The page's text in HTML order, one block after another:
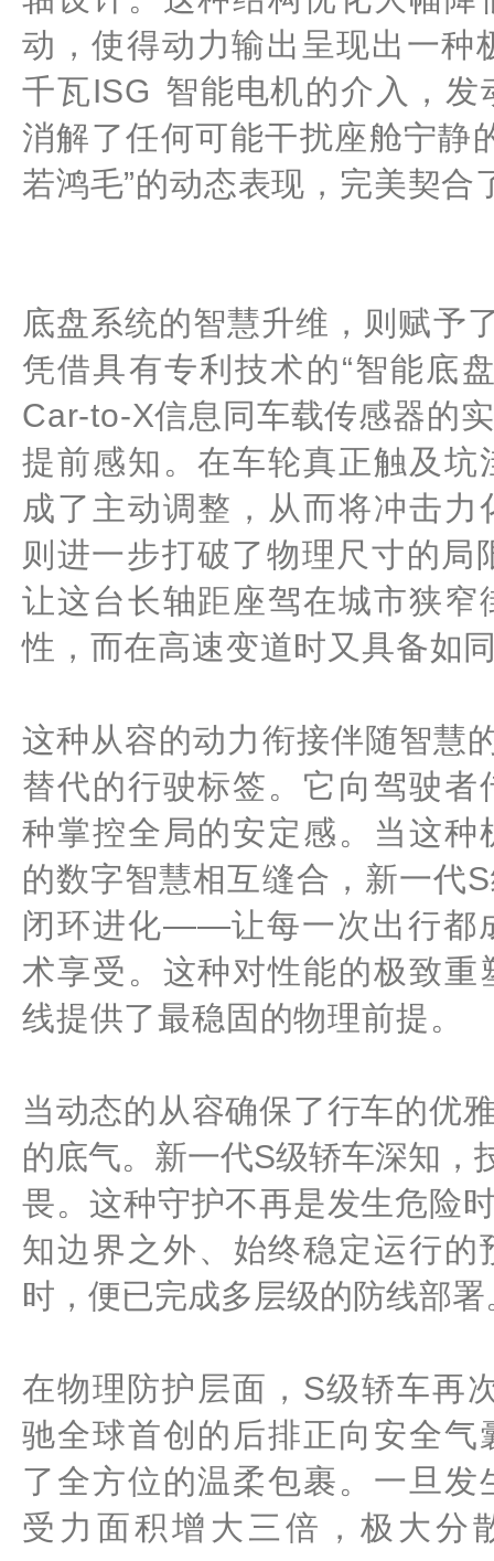
动，使得动力输出呈现出一
千瓦ISG 智能电机的介入，
消解了任何可能干扰座舱宁静
若鸿毛”的动态表现，完美契
底盘系统的智慧升维，则赋予
凭借具有专利技术的“智能底
Car-to-X信息同车载传感器的
提前感知。在车轮真正触及
成了主动调整，从而将冲击
则进一步打破了物理尺寸的
让这台长轴距座驾在城市狭
性，而在高速变道时又具备如
这种从容的动力衔接伴随智慧
替代的行驶标签。它向驾驶
种掌控全局的安定感。当这
的数字智慧相互缝合，新一代
闭环进化——让每一次出行都
术享受。这种对性能的极致
线提供了最稳固的物理前提。
当动态的从容确保了行车的优
的底气。新一代S级轿车深知，
畏。这种守护不再是发生危险
知边界之外、始终稳定运行
时，便已完成多层级的防线部署
在物理防护层面，S级轿车再
驰全球首创的后排正向安全
了全方位的温柔包裹。一旦
受力面积增大三倍，极大分